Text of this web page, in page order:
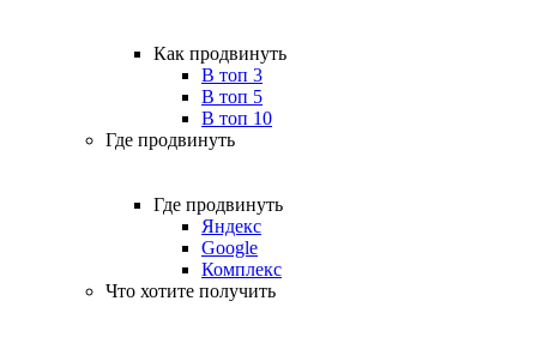
Как продвинуть
В топ 3
В топ 5
В топ 10
Где продвинуть
Где продвинуть
Яндекс
Google
Комплекс
Что хотите получить